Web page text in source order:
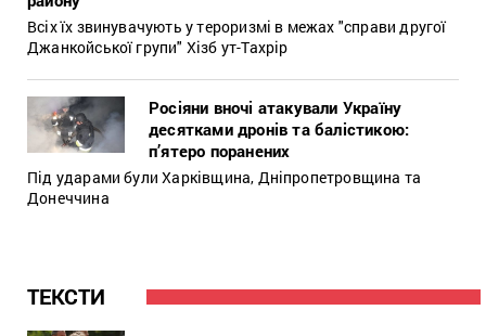
Всіх їх звинувачують у тероризмі в межах "справи другої
Джанкойської групи" Хізб ут-Тахрір
Росіяни вночі атакували Україну
десятками дронів та балістикою:
п’ятеро поранених
Під ударами були Харківщина, Дніпропетровщина та
Донеччина
ТЕКСТИ